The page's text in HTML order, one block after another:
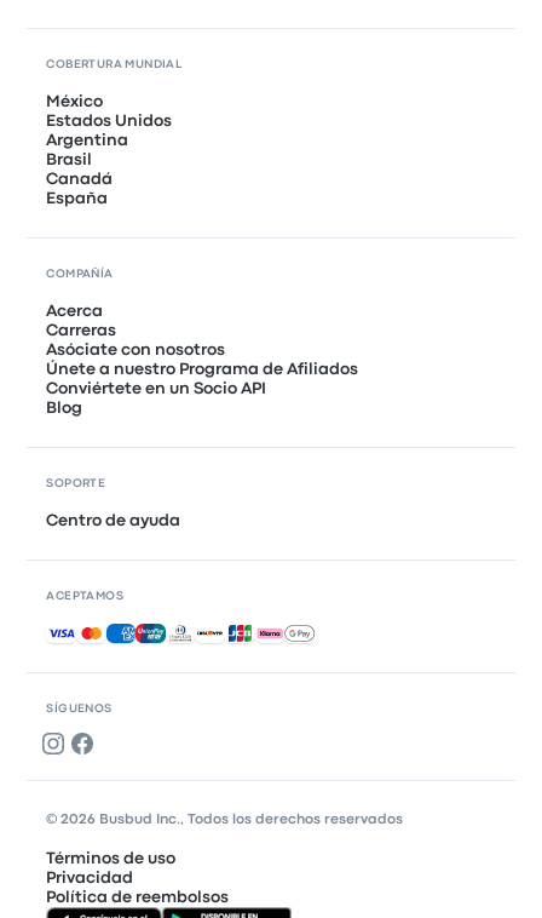
SÍGUENOS
COBERTURA MUNDIAL
México
Estados Unidos
Argentina
Brasil
Canadá
España
COMPAÑÍA
Acerca
Carreras
Asóciate con nosotros
Únete a nuestro Programa de Afiliados
Conviértete en un Socio API
Blog
SOPORTE
Centro de ayuda
ACEPTAMOS
Pagos aceptados
© 2026 Busbud Inc., Todos los derechos reservados
Términos de uso
Privacidad
Política de reembolsos